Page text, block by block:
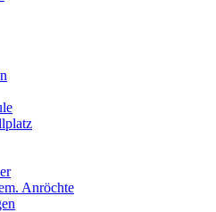
Anröchte